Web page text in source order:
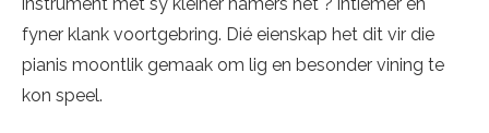
fyner klank voortgebring. Dié eienskap het dit vir die
pianis moontlik gemaak om lig en besonder vining te
kon speel.